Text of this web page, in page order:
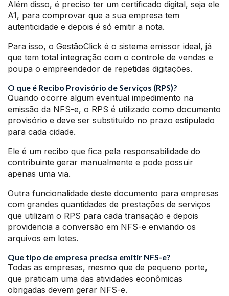
Além disso, é preciso ter um certificado digital, seja ele
A1, para comprovar que a sua empresa tem
autenticidade e depois é só emitir a nota.
Para isso, o GestãoClick é o sistema emissor ideal, já
que tem total integração com o controle de vendas e
poupa o empreendedor de repetidas digitações.
O que é Recibo Provisório de Serviços (RPS)?
Quando ocorre algum eventual impedimento na
emissão da NFS-e, o RPS é utilizado como documento
provisório e deve ser substituído no prazo estipulado
para cada cidade.
Ele é um recibo que fica pela responsabilidade do
contribuinte gerar manualmente e pode possuir
apenas uma via.
Outra funcionalidade deste documento para empresas
com grandes quantidades de prestações de serviços
que utilizam o RPS para cada transação e depois
providencia a conversão em NFS-e enviando os
arquivos em lotes.
Que tipo de empresa precisa emitir NFS-e?
Todas as empresas, mesmo que de pequeno porte,
que praticam uma das atividades econômicas
obrigadas devem gerar NFS-e.